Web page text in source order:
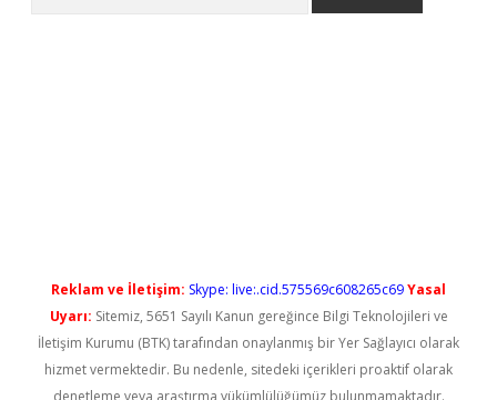
Reklam ve İletişim: Skype: live:.cid.575569c608265c69Yasal
Uyarı: Sitemiz, 5651 Sayılı Kanun gereğince Bilgi Teknolojileri ve
İletişim Kurumu (BTK) tarafından onaylanmış bir Yer Sağlayıcı olarak
hizmet vermektedir. Bu nedenle, sitedeki içerikleri proaktif olarak
denetleme veya araştırma yükümlülüğümüz bulunmamaktadır.